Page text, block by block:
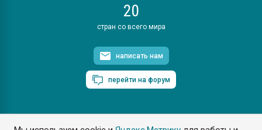
20
стран со всего мира
написать нам
перейти на форум